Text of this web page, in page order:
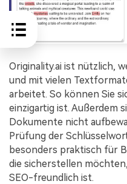
Originality.ai ist nützlich,
und mit vielen
arbeitet. So können Sie
einzigartig ist. Außerdem
Dokumente nicht
Prüfung der
besonders praktisch für
die sicherstellen
SEO-freundlich ist.